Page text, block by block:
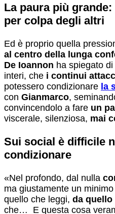
La paura più
per colpa degli altri
Ed è proprio quella
al centro della lunga
De Ioannon ha spiegato
interi, che i continui
potessero condizionare la
con Gianmarco,
convincendolo a fare un
viscerale, silenziosa, mai
Sui social è difficile
condizionare
«Nel profondo, dal nulla
ma giustamente un
quello che leggi, da
che… E questa cosa